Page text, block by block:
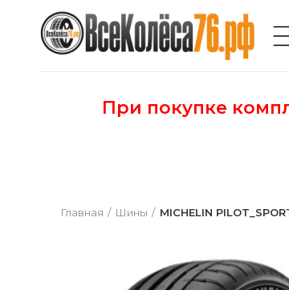
При покупке
Главная Шины MICHELIN